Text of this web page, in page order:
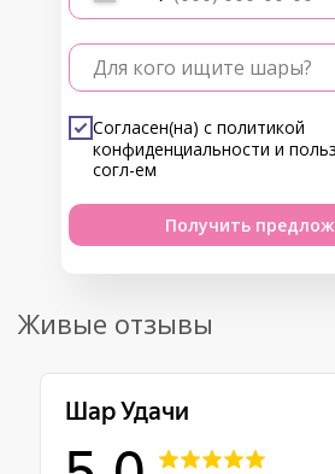
Для кого ищите шары?
Согласен(на) с политикой
конфиденциальности и
согл-ем
Получить
Живые отзывы